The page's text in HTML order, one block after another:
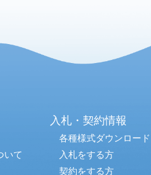
いて
入札・契約情報
各種様式ダウンロード
入札をする方
契約をする方